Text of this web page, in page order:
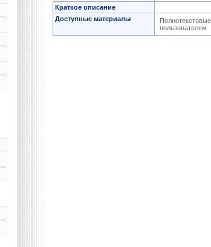
Краткое описание
Доступные материалы
пользователям